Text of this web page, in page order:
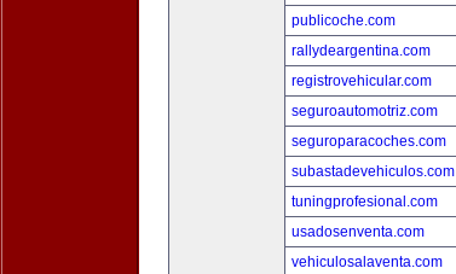
publicoche.com
rallydeargentina.com
registrovehicular.com
seguroautomotriz.com
seguroparacoches.com
subastadevehiculos.com
tuningprofesional.com
usadosenventa.com
vehiculosalaventa.com